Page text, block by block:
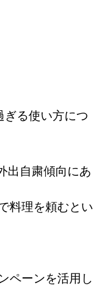
ぎる使い方につ
出自粛傾向にあ
料理を頼むとい
ペーンを活用し